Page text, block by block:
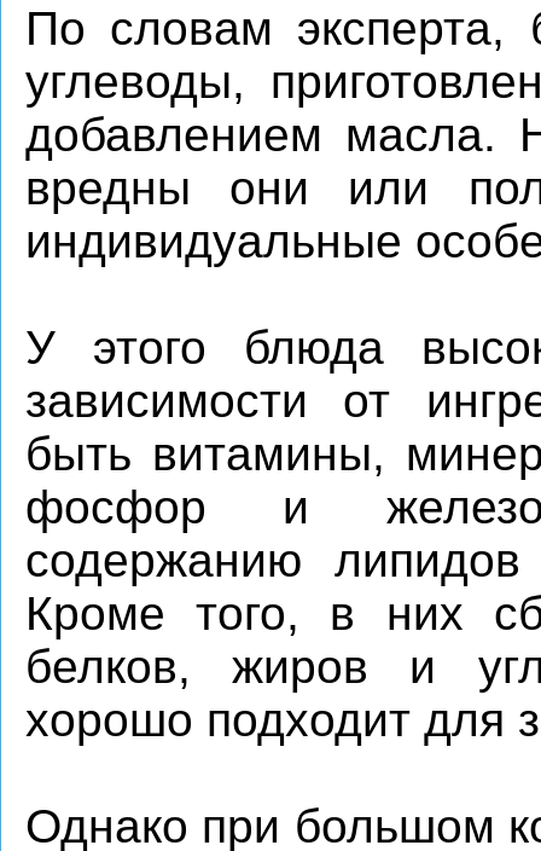
По словам эксперта,
углеводы,
добавлением масла.
вредны они или
индивидуальные
У этого блюда
зависимости от
быть витамины,
фосфор и
содержанию
Кроме того, в них
белков, жиров и
хорошо подходит для
Однако при большом